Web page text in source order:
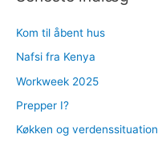
Kom til åbent hus
Nafsi fra Kenya
Workweek 2025
Prepper I?
Køkken og verdenssituation